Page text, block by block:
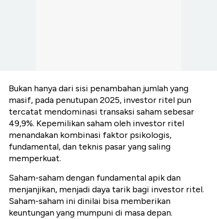
Bukan hanya dari sisi penambahan jumlah yang
masif, pada penutupan 2025, investor ritel pun
tercatat mendominasi transaksi saham sebesar
49,9%. Kepemilikan saham oleh investor ritel
menandakan kombinasi faktor psikologis,
fundamental, dan teknis pasar yang saling
memperkuat.
Saham-saham dengan fundamental apik dan
menjanjikan, menjadi daya tarik bagi investor ritel.
Saham-saham ini dinilai bisa memberikan
keuntungan yang mumpuni di masa depan.